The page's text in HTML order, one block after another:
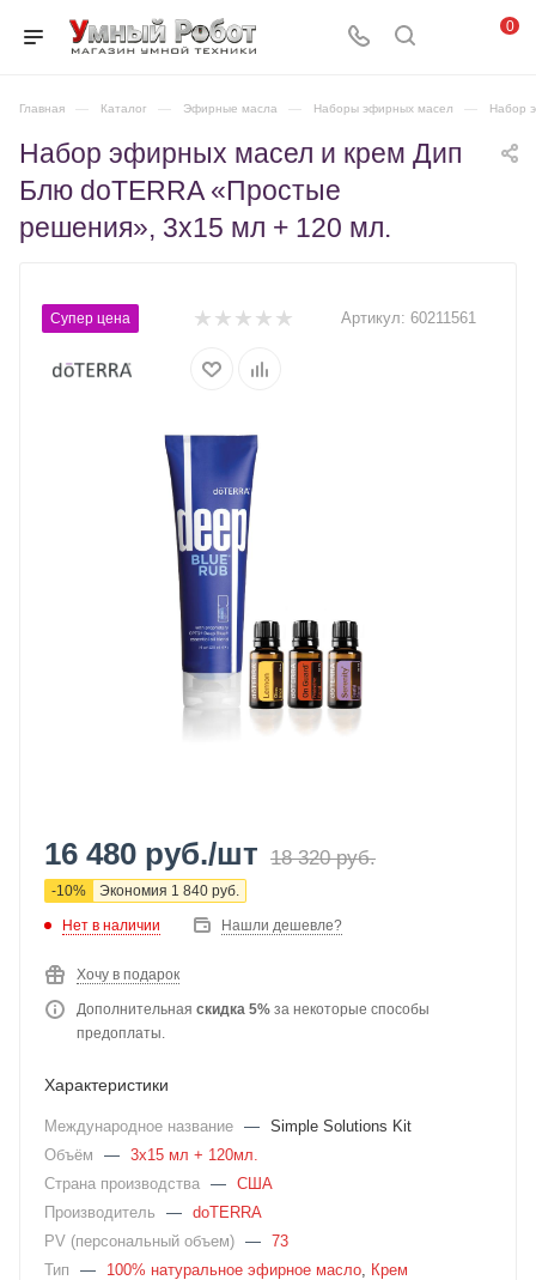
0
Главная — Каталог — Эфирные масла — Наборы эфирных масел — Набор
Набор эфирных масел и крем Дип
Блю doTERRA «Простые
решения», 3x15 мл + 120 мл.
Супер цена Артикул: 60211561
16 480 руб./шт 18 320руб.
-10% Экономия 1 840 руб.
Нет в наличии Нашли дешевле?
Хочу в подарок
Дополнительная скидка 5% за некоторые способы
предоплаты.
Характеристики
Международное название — Simple Solutions Kit
Объём
— 3x15 мл + 120мл.
Страна производства — США
Производитель
— doTERRA
PV (персональный объем) — 73
Тип
— 100% натуральное эфирное масло, Крем